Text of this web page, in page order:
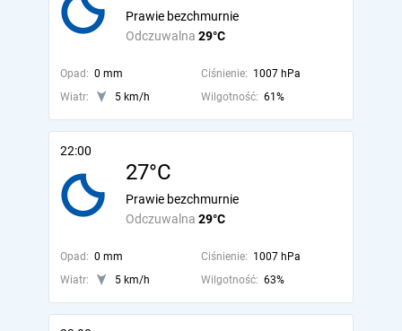
Odczuwalna 29°C
Prawie bezchmurnie
Opad: 0 mm Ciśnienie: 1007 hPa
Wiatr:
5 km/h Wilgotność: 61%
22:00
27°C
Odczuwalna 29°C
Prawie bezchmurnie
Opad: 0 mm Ciśnienie: 1007 hPa
Wiatr:
5 km/h Wilgotność: 63%